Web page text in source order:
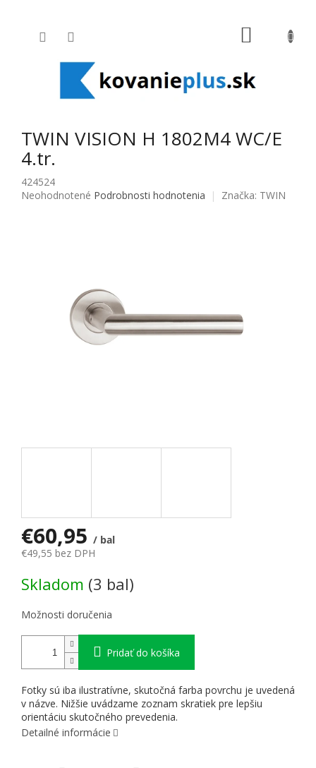
TWIN VISION H 1802M4 WC/E
4.tr.
424524
Priemerné hodnotenie produktu je 0,0 z 5 hviezdičiek.
Neohodnotené Podrobnosti hodnotenia Značka: TWIN
€60,95 / bal
€49,55 bez DPH
Skladom (3 bal)
Možnosti doručenia
Pridať do košíka
Fotky sú iba ilustratívne, skutočná farba povrchu je uvedená
v názve. Nižšie uvádzame zoznam skratiek pre lepšiu
orientáciu skutočného prevedenia.
Detailné informácie